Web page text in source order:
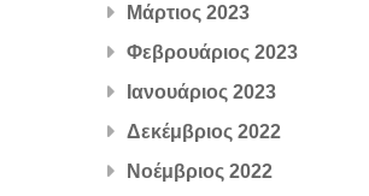
Μάρτιος 2023
Φεβρουάριος 2023
Ιανουάριος 2023
Δεκέμβριος 2022
Νοέμβριος 2022